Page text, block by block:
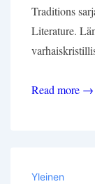
Traditions
Literature.
Dos.
Read more →
Yleinen